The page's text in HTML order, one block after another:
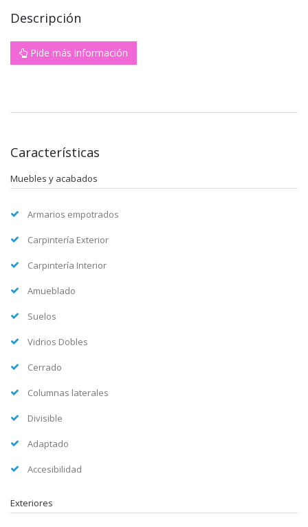
Descripción
Pide más información
Características
Muebles y acabados
Armarios empotrados
Carpintería Exterior
Carpintería Interior
Amueblado
Suelos
Vidrios Dobles
Cerrado
Columnas laterales
Divisible
Adaptado
Accesibilidad
Exteriores